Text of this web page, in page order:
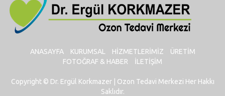
ANASAYFA KURUMSAL HIZMETLERIMIZ
ÜRETIM
FOTOĞRAF & HABER
İLETIŞIM
Copyright © Dr. Ergül Korkmazer | Ozon Tedavi Merkezi Her Hakkı
Saklıdır.